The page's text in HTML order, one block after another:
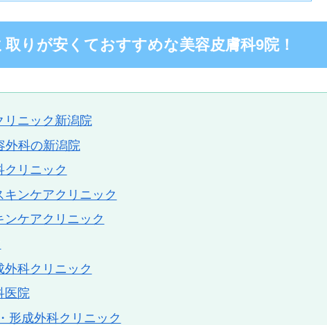
りが安くておすすめな美容皮膚科9院！
リニック新潟院
外科の新潟院
クリニック
キンケアクリニック
ンケアクリニック
科クリニック
医院
形成外科クリニック